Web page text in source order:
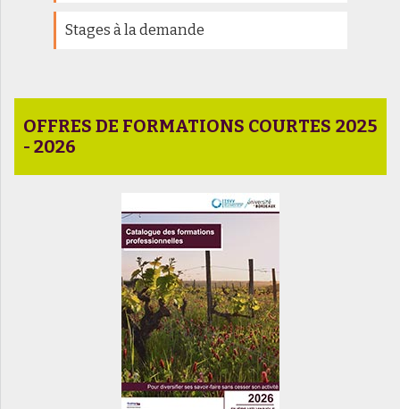
Stages à la demande
OFFRES DE FORMATIONS COURTES 2025
- 2026